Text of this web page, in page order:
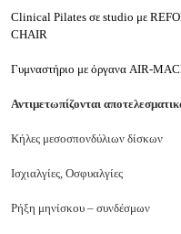
Clinical Pilates σε studio με
CHAIR
Γυμναστήριο με όργανα AIR-
Αντιμετωπίζονται
Κήλες μεσοσπονδύλιων δίσκων
Ισχιαλγίες, Οσφυαλγίες
Ρήξη μηνίσκου – συνδέσμων